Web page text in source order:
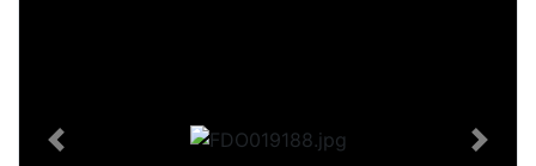
Previous Next